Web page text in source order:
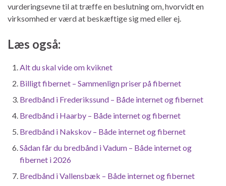
vurderingsevne til at træffe en beslutning om, hvorvidt en
virksomhed er værd at beskæftige sig med eller ej.
Læs også:
Alt du skal vide om kviknet
Billigt fibernet – Sammenlign priser på fibernet
Bredbånd i Frederikssund – Både internet og fibernet
Bredbånd i Haarby – Både internet og fibernet
Bredbånd i Nakskov – Både internet og fibernet
Sådan får du bredbånd i Vadum – Både internet og
fibernet i 2026
Bredbånd i Vallensbæk – Både internet og fibernet